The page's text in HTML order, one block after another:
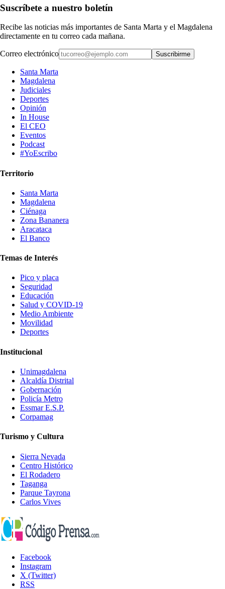
Suscríbete a nuestro boletín
Recibe las noticias más importantes de Santa Marta y el Magdalena
directamente en tu correo cada mañana.
Correo electrónico Suscribirme
Santa Marta
Magdalena
Judiciales
Deportes
Opinión
In House
El CEO
Eventos
Podcast
#YoEscribo
Territorio
Santa Marta
Magdalena
Ciénaga
Zona Bananera
Aracataca
El Banco
Temas de Interés
Pico y placa
Seguridad
Educación
Salud y COVID-19
Medio Ambiente
Movilidad
Deportes
Institucional
Unimagdalena
Alcaldía Distrital
Gobernación
Policía Metro
Essmar E.S.P.
Corpamag
Turismo y Cultura
Sierra Nevada
Centro Histórico
El Rodadero
Taganga
Parque Tayrona
Carlos Vives
Facebook
Instagram
X (Twitter)
RSS